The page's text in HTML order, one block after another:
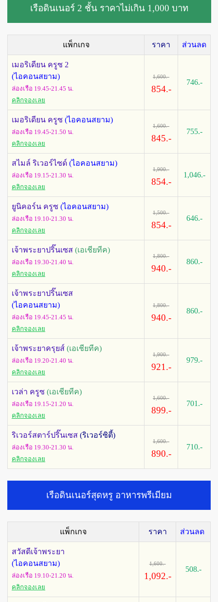
เรือดินเนอร์ 2 ชั้น ราคาไม่เกิน 1,000 บาท
แพ็กเกจ ราคา ส่วนลด
เมอริเดียน ครูซ 2
(ไอคอนสยาม)
ล่องเรือ 19.45-21.45 น.
คลิกจองเลย
1,600.-
854.-
746.-
เมอริเดียน ครูซ (ไอคอนสยาม)
ล่องเรือ 19.45-21.50 น.
คลิกจองเลย
1,600.-
845.-
755.-
สไมล์ ริเวอร์ไซด์ (ไอคอนสยาม)
ล่องเรือ 19.15-21.30 น.
คลิกจองเลย
1,900.-
854.-
1,046.-
ยูนิคอร์น ครูซ (ไอคอนสยาม)
ล่องเรือ 19.10-21.30 น.
คลิกจองเลย
1,500.-
854.-
646.-
เจ้าพระยาปริ๊นเซส (เอเชียทีค)
ล่องเรือ 19.30-21.40 น.
คลิกจองเลย
1,800.-
940.-
860.-
เจ้าพระยาปริ๊นเซส
(ไอคอนสยาม)
ล่องเรือ 19.45-21.45 น.
คลิกจองเลย
1,800.-
940.-
860.-
เจ้าพระยาครุยส์ (เอเชียทีค)
ล่องเรือ 19.20-21.40 น.
คลิกจองเลย
1,900.-
921.-
979.-
เวล่า ครูซ (เอเชียทีค)
ล่องเรือ 19.15-21.20 น.
คลิกจองเลย
1,600.-
899.-
701.-
ริเวอร์สตาร์ปริ๊นเซส (ริเวอร์ซิตี้)
ล่องเรือ 19.30-21.30 น.
คลิกจองเลย
1,600.-
890.-
710.-
เรือดินเนอร์สุดหรู อาหารพรีเมียม
แพ็กเกจ ราคา ส่วนลด
สวัสดีเจ้าพระยา
(ไอคอนสยาม)
ล่องเรือ 19.10-21.20 น.
คลิกจองเลย
1,600.-
1,092.-
508.-